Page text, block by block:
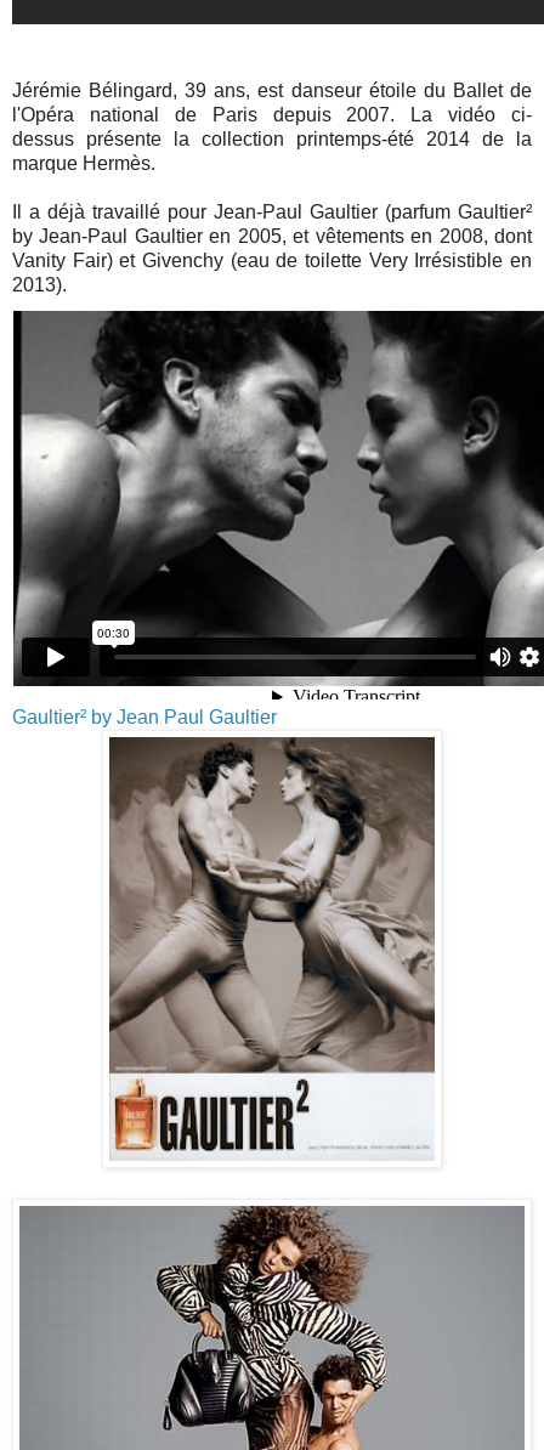
Jérémie Bélingard, 39 ans, est danseur étoile du Ballet de
l'Opéra national de Paris depuis 2007. La vidéo ci-
dessus présente la collection printemps-été 2014 de la
marque Hermès.
Il a déjà travaillé pour Jean-Paul Gaultier (parfum Gaultier²
by Jean-Paul Gaultier en 2005, et vêtements en 2008, dont
Vanity Fair) et Givenchy (eau de toilette Very Irrésistible en
2013).
Gaultier² by Jean Paul Gaultier